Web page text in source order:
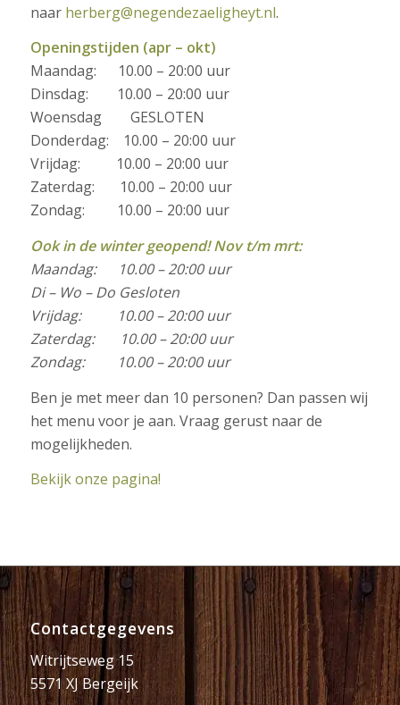
naar herberg@negendezaeligheyt.nl.
Openingstijden (apr – okt)
Maandag: 10.00 – 20:00 uur
Dinsdag: 10.00 – 20:00 uur
Woensdag GESLOTEN
Donderdag: 10.00 – 20:00 uur
Vrijdag: 10.00 – 20:00 uur
Zaterdag: 10.00 – 20:00 uur
Zondag: 10.00 – 20:00 uur
Ook in de winter geopend! Nov t/m mrt:
Maandag: 10.00 – 20:00 uur
Di – Wo – Do Gesloten
Vrijdag: 10.00 – 20:00 uur
Zaterdag: 10.00 – 20:00 uur
Zondag: 10.00 – 20:00 uur
Ben je met meer dan 10 personen? Dan passen wij
het menu voor je aan. Vraag gerust naar de
mogelijkheden.
Bekijk onze pagina!
Contactgegevens
Witrijtseweg 15
5571 XJ Bergeijk